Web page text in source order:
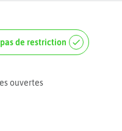
de restriction
ouvertes